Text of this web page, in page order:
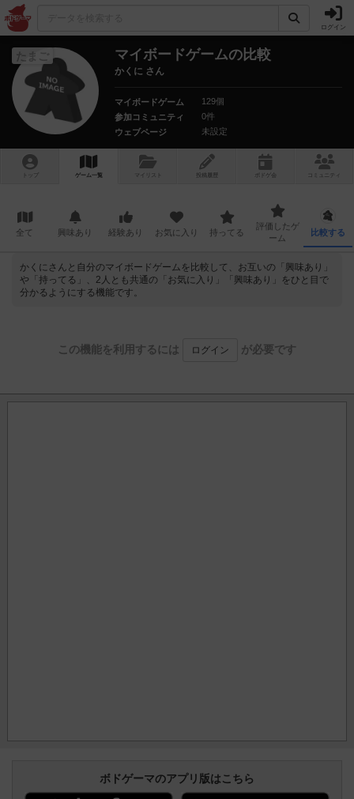
ログイン
たまご マイボードゲームの比較
かくに さん
マイボードゲーム
129個
参加コミュニティ
0件
ウェブページ
未設定
トップ ゲーム一覧 マイリスト 投稿履歴 ボ ドゲ コミュニティ
全て 興味あり 経験あり お気に入り 持ってる
評価したゲ
ーム
比較する
かくにさんと自分のマイボードゲームを比較して、お互いの「興味あり」
や「持ってる」、2人とも共通の「お気に入り」「興味あり」をひと目で
分かるようにする機能です。
この機能を利用するには ログイン が必要です
ボドゲーマのアプリ版はこちら